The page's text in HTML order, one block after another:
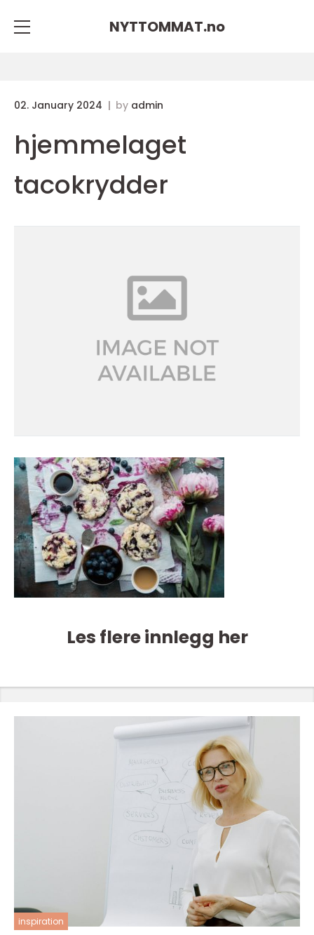
NYTTOMMAT.no
02. January 2024 by admin
hjemmelaget
tacokrydder
Les flere innlegg her
inspiration